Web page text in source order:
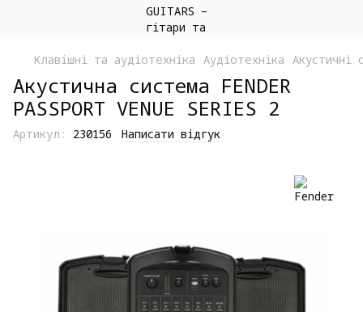
Клавішні та аудіотехніка Аудіотехніка Акустичні
Акустична система FENDER
PASSPORT VENUE SERIES 2
Артикул: 230156 Написати відгук